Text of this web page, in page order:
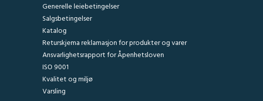
Generelle leiebetingelser
Salgsbetingelser
Katalog
Returskjema reklamasjon for produkter og varer
Ansvarlighetsrapport for Åpenhetsloven
ISO 9001
Kvalitet og miljø
Varsling